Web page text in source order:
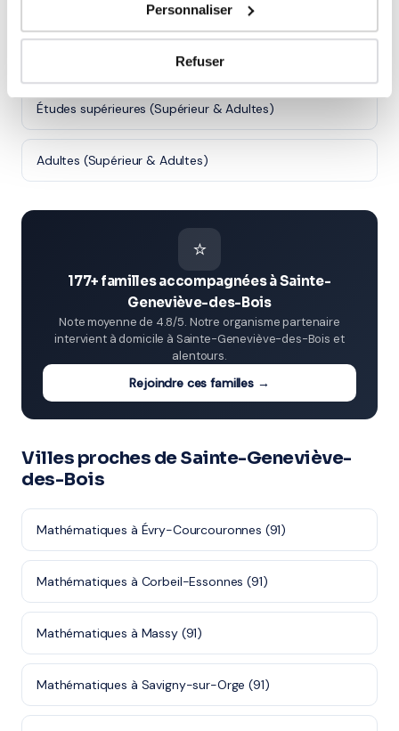
Personnaliser
Refuser
Études supérieures (Supérieur & Adultes)
Adultes (Supérieur & Adultes)
⭐
177+ familles accompagnées à Sainte-
Geneviève-des-Bois
Note moyenne de 4.8/5. Notre organisme partenaire
intervient à domicile à Sainte-Geneviève-des-Bois et
alentours.
Rejoindre ces familles →
Villes proches de Sainte-Geneviève-
des-Bois
Mathématiques à Évry-Courcouronnes (91)
Mathématiques à Corbeil-Essonnes (91)
Mathématiques à Massy (91)
Mathématiques à Savigny-sur-Orge (91)